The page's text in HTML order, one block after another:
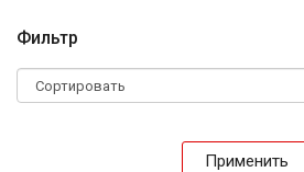
Фильтр
Применить